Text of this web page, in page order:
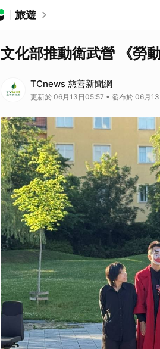
旅遊
文化部推動衛武營 《勞
TCnews 慈善新聞網
更新於 06月13日05:57 • 發布於 06月